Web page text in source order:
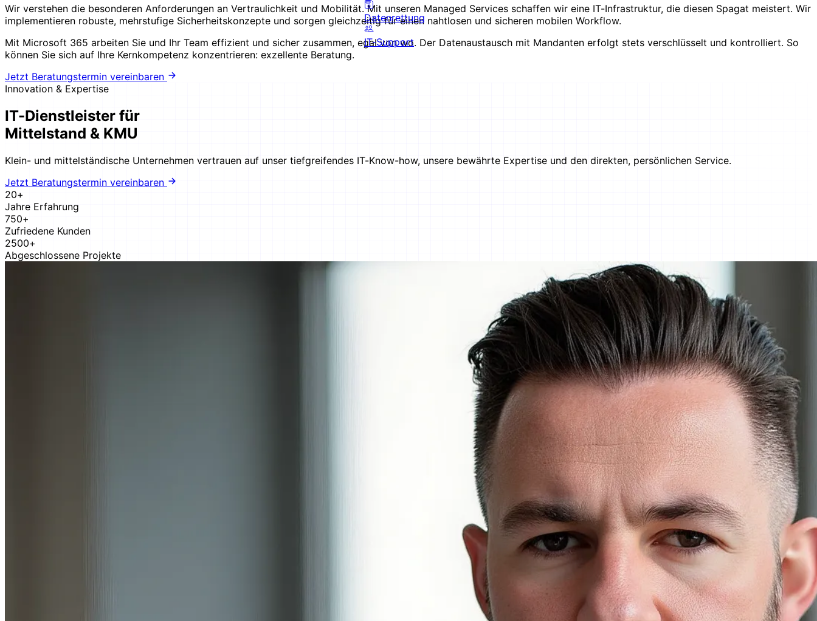
Datenrettung
IT-Support
Wir verstehen die besonderen Anforderungen an Vertraulichkeit und Mobilität. Mit unseren Managed Services schaffen wir eine IT-Infrastruktur, die diesen Spagat meistert. Wir
implementieren robuste, mehrstufige Sicherheitskonzepte und sorgen gleichzeitig für einen nahtlosen und sicheren mobilen Workflow.
Mit Microsoft 365 arbeiten Sie und Ihr Team effizient und sicher zusammen, egal von wo. Der Datenaustausch mit Mandanten erfolgt stets verschlüsselt und kontrolliert. So
können Sie sich auf Ihre Kernkompetenz konzentrieren: exzellente Beratung.
Jetzt Beratungstermin vereinbaren
Innovation & Expertise
IT-Dienstleister für
Mittelstand & KMU
Klein- und mittelständische Unternehmen vertrauen auf unser tiefgreifendes IT-Know-how, unsere bewährte Expertise und den direkten, persönlichen Service.
Jetzt Beratungstermin vereinbaren
20+
Jahre Erfahrung
750+
Zufriedene Kunden
2500+
Abgeschlossene Projekte